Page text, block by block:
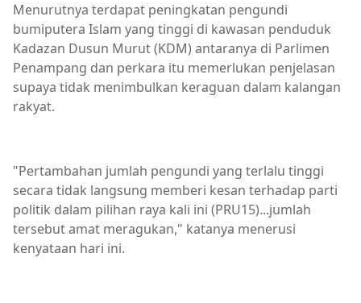
Menurutnya terdapat peningkatan pengundi
bumiputera Islam yang tinggi di kawasan penduduk
Kadazan Dusun Murut (KDM) antaranya di Parlimen
Penampang dan perkara itu memerlukan penjelasan
supaya tidak menimbulkan keraguan dalam kalangan
rakyat.
"Pertambahan jumlah pengundi yang terlalu tinggi
secara tidak langsung memberi kesan terhadap parti
politik dalam pilihan raya kali ini (PRU15)...jumlah
tersebut amat meragukan," katanya menerusi
kenyataan hari ini.